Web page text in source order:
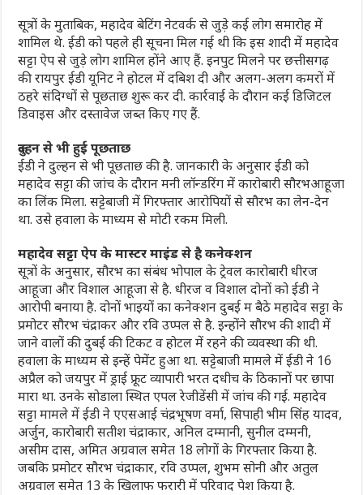
सूत्रों के मुताबिक, महादेव बेटिंग नेटवर्क से जुड़े कई लोग समारोह में
शामिल थे. ईडी को पहले ही सूचना मिल गई थी कि इस शादी में महादेव
सट्टा ऐप से जुड़े लोग शामिल होंने आए हैं. इनपुट मिलने पर छत्तीसगढ़
की रायपुर ईडी यूनिट ने होटल में दबिश दी और अलग-अलग कमरों में
ठहरे संदिग्धों से पूछताछ शुरू कर दी. कार्रवाई के दौरान कई डिजिटल
डिवाइस और दस्तावेज जब्त किए गए हैं.
दुल्हन से भी हुई पूछताछ
ईडी ने दुल्हन से भी पूछताछ की है. जानकारी के अनुसार ईडी को
महादेव सट्टा की जांच के दौरान मनी लॉन्डरिंग में कारोबारी सौरभआहूजा
का लिंक मिला. सट्टेबाजी में गिरफ्तार आरोपियों से सौरभ का लेन-देन
था. उसे हवाला के माध्यम से मोटी रकम मिली.
महादेव सट्टा ऐप के मास्टर माइंड से है कनेक्शन
सूत्रों के अनुसार, सौरभ का संबंध भोपाल के ट्रेवल कारोबारी धीरज
आहूजा और विशाल आहूजा से है. धीरज व विशाल दोनों को ईडी ने
आरोपी बनाया है. दोनों भाइयों का कनेक्शन दुबई म बैठे महादेव सट्टा के
प्रमोटर सौरभ चंद्राकर और रवि उप्पल से है. इन्होंने सौरभ की शादी में
जाने वालों की दुबई की टिकट व होटल में रहने की व्यवस्था की थी.
हवाला के माध्यम से इन्हें पेमेंट हुआ था. सट्टेबाजी मामले में ईडी ने 16
अप्रैल को जयपुर में ड्राई फ्रूट व्यापारी भरत दधीच के ठिकानों पर छापा
मारा था. उनके सोडाला स्थित एपल रेजीडेंसी में जांच की गई. महादेव
सट्टा मामले में ईडी ने एएसआई चंद्रभूषण वर्मा, सिपाही भीम सिंह यादव,
अर्जुन, कारोबारी सतीश चंद्राकार, अनिल दम्मानी, सुनील दम्मनी,
असीम दास, अमित अग्रवाल समेत 18 लोगों के गिरफ्तार किया है.
जबकि प्रमोटर सौरभ चंद्राकार, रवि उप्पल, शुभम सोनी और अतुल
अग्रवाल समेत 13 के खिलाफ फरारी में परिवाद पेश किया है.